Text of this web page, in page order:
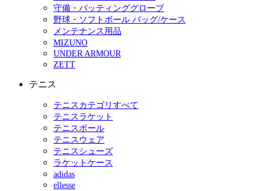
守備・バッティンググローブ
野球・ソフトボール バッグ/ケース
メンテナンス用品
MIZUNO
UNDER ARMOUR
ZETT
テニス
テニスカテゴリすべて
テニスラケット
テニスボール
テニスウェア
テニスシューズ
ラケットケース
adidas
ellesse